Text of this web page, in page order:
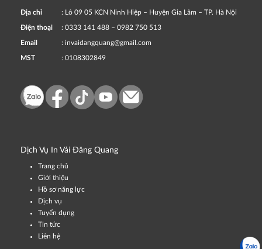
Địa chỉ : Lô 09 05 KCN Ninh Hiệp – Huyện Gia Lâm – TP. Hà Nội
Điện thoại : 0333 141 488 – 0982 750 513
Email : invaidangquang@gmail.com
MST : 0108302849
Dịch Vụ In Vải Đăng Quang
Trang chủ
Giới thiệu
Hồ sơ năng lực
Dịch vụ
Tuyển dụng
Tin tức
Liên hệ